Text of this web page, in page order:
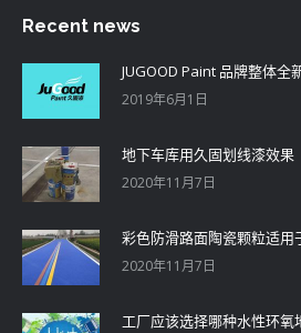
Recent news
JUGOOD Paint 品牌整体全
2019年6月1日
地下车库用久固划线漆效果
2020年11月7日
彩色防滑路面陶瓷颗粒适用
2020年11月7日
工厂应该选择哪种水性环氧